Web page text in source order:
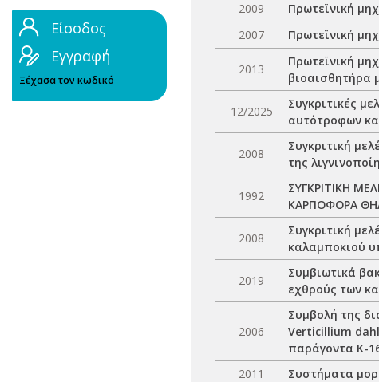
Είσοδος
Εγγραφή
Ξέχασα τον κωδικό
2009
Πρωτεϊνική
2007
Πρωτεϊνική
2013
Πρωτεϊνική
βιοαισθητήρα
12/2025
Συγκριτικές
αυτότροφων
2008
Συγκριτική
της
1992
ΣΥΓΚΡΙΤΙΚΗ
ΚΑΡΠΟΦΟΡΑ
2008
Συγκριτική
καλαμποκιού
2019
Συμβιωτικά
εχθρούς των
2006
Συμβολή της
Verticillium
παράγοντα K-
2011 Συστήματα